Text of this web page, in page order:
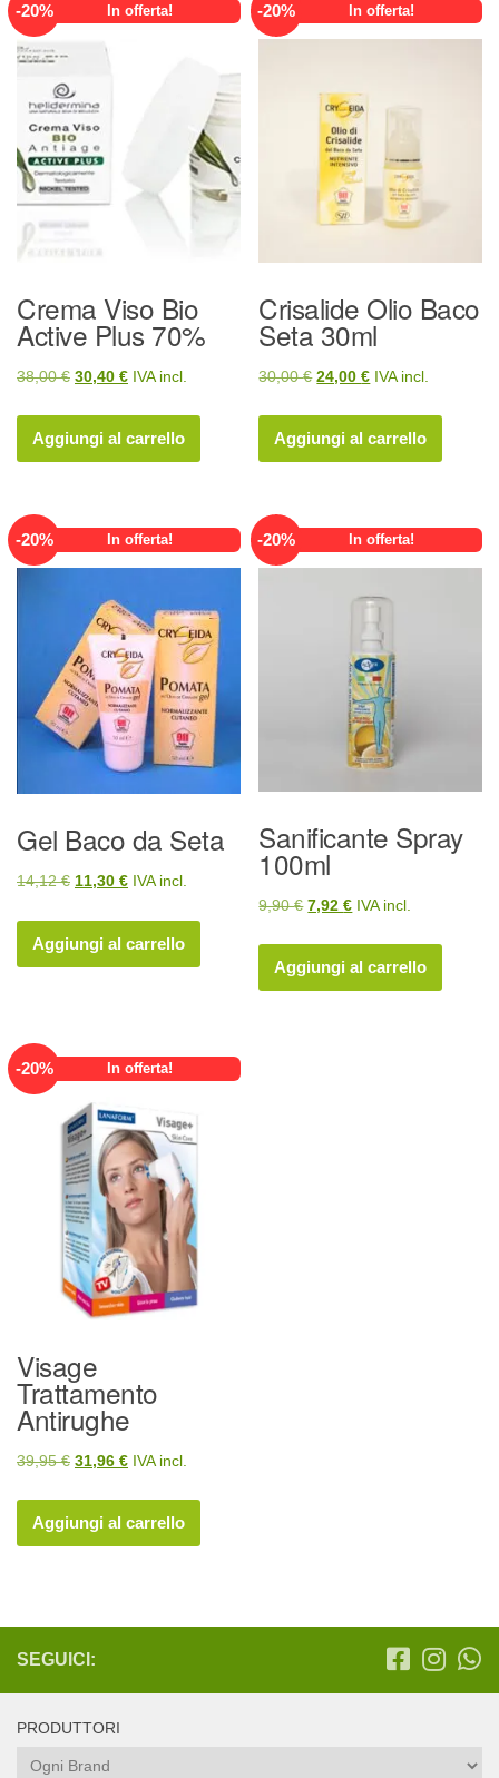
-20% In offerta!
Crema Viso Bio
Active Plus 70%
38,00€ Il
originale
era:
30,40 €Il
attuale
è:
IVA incl.
Aggiungi al carrello
-20% In offerta!
Crisalide Olio Baco
Seta 30ml
30,00€ Il
originale
era:
24,00€Il
attuale
è:
IVA incl.
Aggiungi al carrello
-20% In offerta!
Gel Baco da Seta
14,12€ Il
originale
era:
11,30 €Il
attuale
è:
IVA incl.
Aggiungi al carrello
-20% In offerta!
Sanificante Spray
100ml
9,90€ Il
originale
era:
7,92€Il
attuale
è:
IVA incl.
Aggiungi al carrello
-20% In offerta!
Visage
Trattamento
Antirughe
39,95€ Il
originale
era:
31,96 €Il
attuale
è:
IVA incl.
Aggiungi al carrello
SEGUICI:
PRODUTTORI